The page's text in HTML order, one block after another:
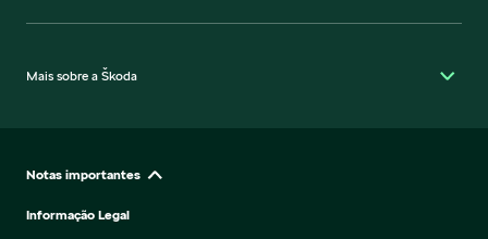
Mais sobre a Škoda
Notas importantes
Informação Legal